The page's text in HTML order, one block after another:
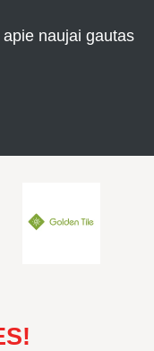
naujai gautas